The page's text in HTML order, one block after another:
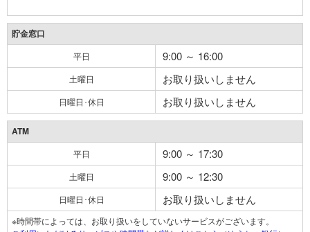
貯金窓口
平日 9:00 ～ 16:00
土曜日 お取り扱いしません
日曜日･休日 お取り扱いしません
ATM
平日 9:00 ～ 17:30
土曜日 9:00 ～ 12:30
日曜日･休日 お取り扱いしません
※時間帯によっては、お取り扱いをしていないサービスがございます。